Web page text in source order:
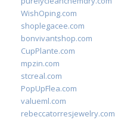
WishOping.com
shoplegacee.com
bonvivantshop.com
CupPlante.com
mpzin.com
stcreal.com
PopUpFlea.com
valueml.com
rebeccatorresjewelry.com